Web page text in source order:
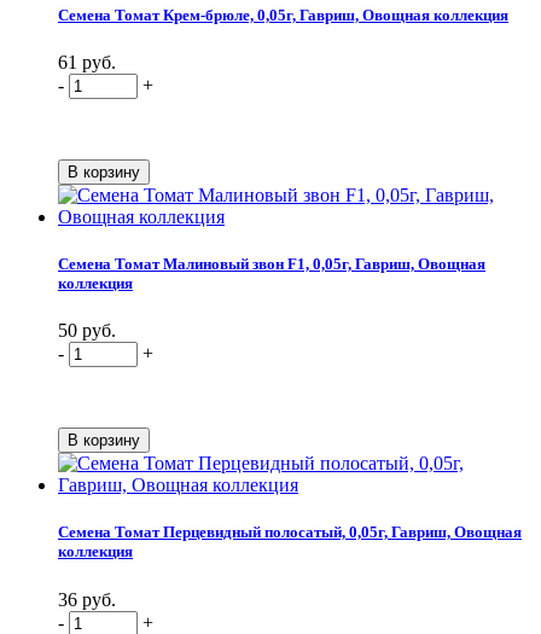
Семена Томат Крем-брюле, 0,05г, Гавриш, Овощная коллекция
61 руб.
-
+
Семена Томат Малиновый звон F1, 0,05г, Гавриш, Овощная
коллекция
50 руб.
-
+
Семена Томат Перцевидный полосатый, 0,05г, Гавриш, Овощная
коллекция
36 руб.
-
+